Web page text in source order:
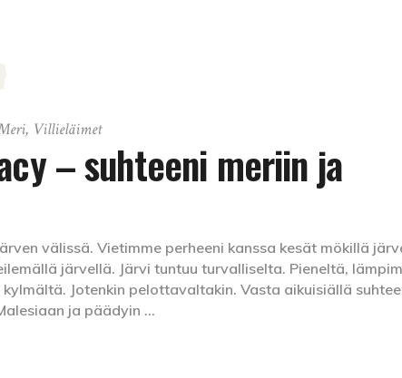
, Villieläimet
– suhteeni meriin ja
välissä. Vietimme perheeni kanssa kesät mökillä
järvellä. Järvi tuntuu turvalliselta. Pieneltä,
Jotenkin pelottavaltakin. Vasta aikuisiällä
ja päädyin